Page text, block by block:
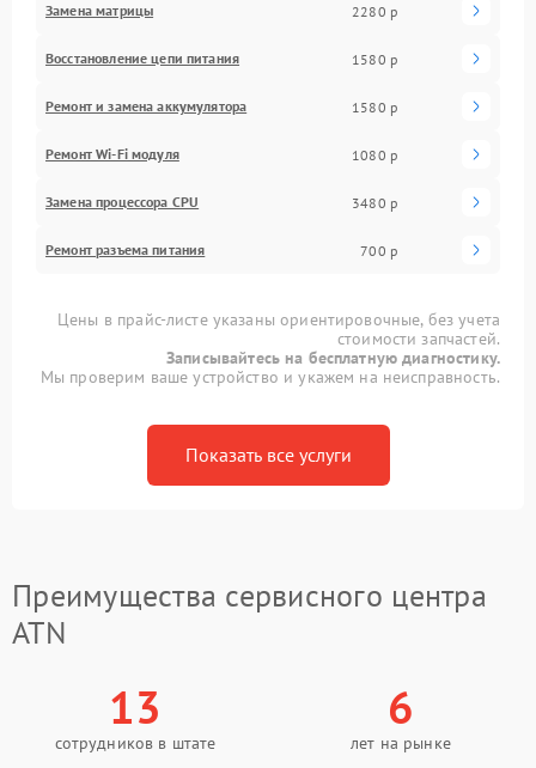
Замена матрицы 2280 р
Восстановление цепи питания 1580 р
Ремонт и замена аккумулятора 1580 р
Ремонт Wi-Fi модуля 1080 р
Замена процессора CPU 3480 р
Ремонт разъема питания 700 р
Цены в прайс-листе указаны ориентировочные, без учета
стоимости запчастей.
Записывайтесь на бесплатную диагностику.
Мы проверим ваше устройство и укажем на неисправность.
Показать все услуги
Преимущества сервисного центра
ATN
13
сотрудников в штате
6
лет на рынке